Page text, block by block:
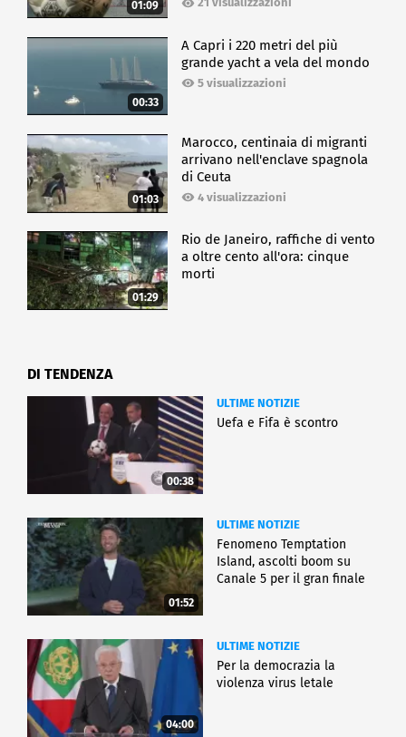
01:09
00:33
A Capri i 220 metri del più
grande yacht a vela del mondo
5 visualizzazioni
01:03
Marocco, centinaia di migranti
arrivano nell'enclave spagnola
di Ceuta
4 visualizzazioni
01:29
Rio de Janeiro, raffiche di vento
a oltre cento all'ora: cinque
morti
DI TENDENZA
00:38
ULTIME NOTIZIE
Uefa e Fifa è scontro
01:52
ULTIME NOTIZIE
Fenomeno Temptation
Island, ascolti boom su
Canale 5 per il gran finale
04:00
ULTIME NOTIZIE
Per la democrazia la
violenza virus letale